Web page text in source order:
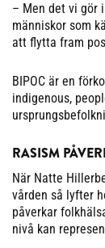
– Men det vi gör
människor som
att flytta fram
BIPOC är en
indigenous,
RASISM
När Natte
vården så lyfter
påverkar
nivå kan